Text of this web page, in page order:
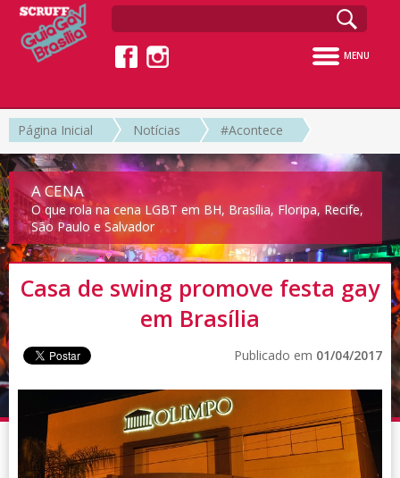
MENU
Página Inicial Notícias #Acontece
A CENA
O que rola na cena LGBT em BH, Brasília, Floripa, Recife,
São Paulo e Salvador
Casa de swing promove festa gay
em Brasília
Publicado em 01/04/2017